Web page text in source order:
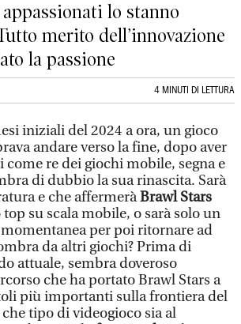
lo stanno
merito dell’innovazione
la passione
4 MINUTI DI LETTURA
iniziali del 2024 a ora, un gioco
andare verso la fine, dopo aver
come re dei giochi mobile, segna e
di dubbio la sua rinascita. Sarà
e che affermeràBrawl Stars
su scala mobile, o sarà solo un
per poi ritornare ad
da altri giochi? Prima di
attuale, sembra doveroso
che ha portato Brawl Stars a
più importanti sulla frontiera del
che tipo di videogioco sia al